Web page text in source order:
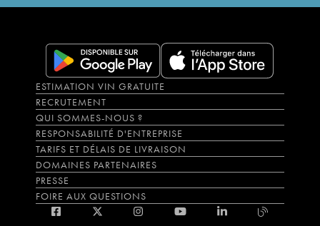
ESTIMATION VIN GRATUITE
RECRUTEMENT
QUI SOMMES-NOUS ?
RESPONSABILITÉ D'ENTREPRISE
TARIFS ET DÉLAIS DE LIVRAISON
DOMAINES PARTENAIRES
PRESSE
FOIRE AUX QUESTIONS